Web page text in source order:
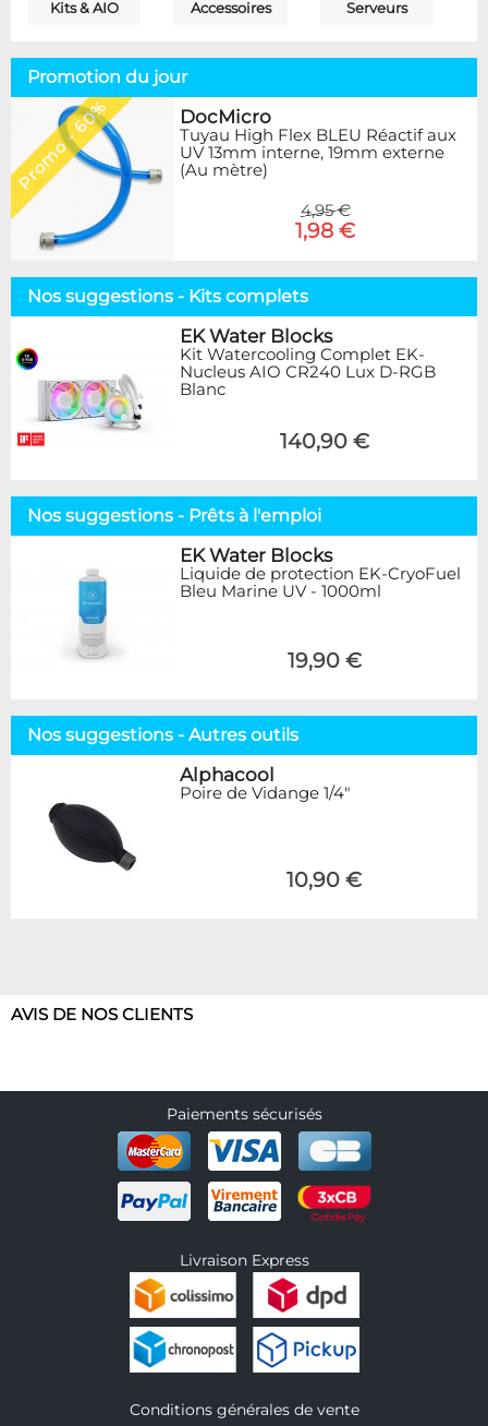
Kits & AIO Accessoires Serveurs
Promotion du jour
Promo - 60% DocMicro
Tuyau High Flex BLEU Réactif aux
UV 13mm interne, 19mm externe
(Au mètre)
4,95 €
1,98 €
Nos suggestions - Kits complets
EK Water Blocks
Kit Watercooling Complet EK-
Nucleus AIO CR240 Lux D-RGB
Blanc
140,90 €
Nos suggestions - Prêts à l'emploi
EK Water Blocks
Liquide de protection EK-CryoFuel
Bleu Marine UV - 1000ml
19,90 €
Nos suggestions - Autres outils
Alphacool
Poire de Vidange 1/4"
10,90 €
AVIS DE NOS CLIENTS
Paiements sécurisés
Livraison Express
Conditions générales de vente